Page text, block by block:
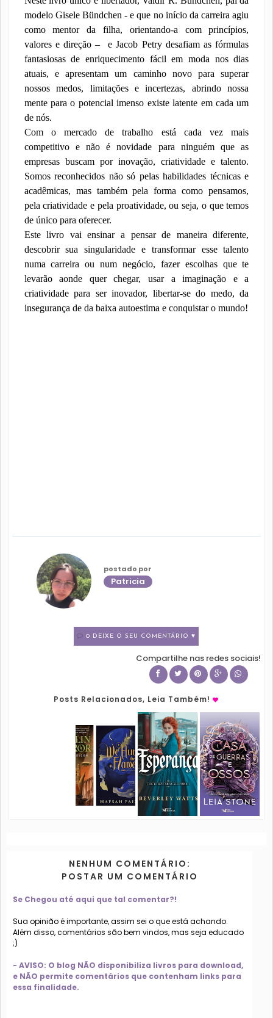
modelo Gisele Bündchen - e que no início da carreira agiu
como mentor da filha, orientando-a com princípios,
valores e direção –
e Jacob Petry desafiam as fórmulas
fantasiosas de enriquecimento fácil em moda nos dias
atuais, e apresentam um caminho novo para superar
nossos medos, limitações e incertezas, abrindo nossa
mente para o potencial imenso existe latente em cada um
de nós.
Com o mercado de trabalho está cada vez mais
competitivo e não é novidade para ninguém que as
empresas buscam por inovação, criatividade e talento.
Somos reconhecidos não só pelas habilidades técnicas e
acadêmicas, mas também pela forma como pensamos,
pela criatividade e pela proatividade, ou seja, o que temos
de único para oferecer.
Este livro vai ensinar a pensar de maneira diferente,
descobrir sua singularidade e transformar esse talento
numa carreira ou num negócio, fazer escolhas que te
levarão aonde quer chegar, usar a imaginação e a
criatividade para ser inovador, libertar-se do medo, da
insegurança de da baixa autoestima e conquistar o mundo!
postado por
Patricia
0 DEIXE O SEU COMENTÁRIO ♥
Compartilhe nas redes sociais!
Posts Relacionados, Leia Também!
NENHUM COMENTÁRIO:
POSTAR UM COMENTÁRIO
Se Chegou até aqui que tal comentar?!
Sua opinião é importante, assim sei o que está achando.
Além disso, comentários são bem vindos, mas seja educado
;)
- AVISO: O blog NÃO disponibiliza livros para download,
e NÃO permite comentários que contenham links para
essa finalidade.